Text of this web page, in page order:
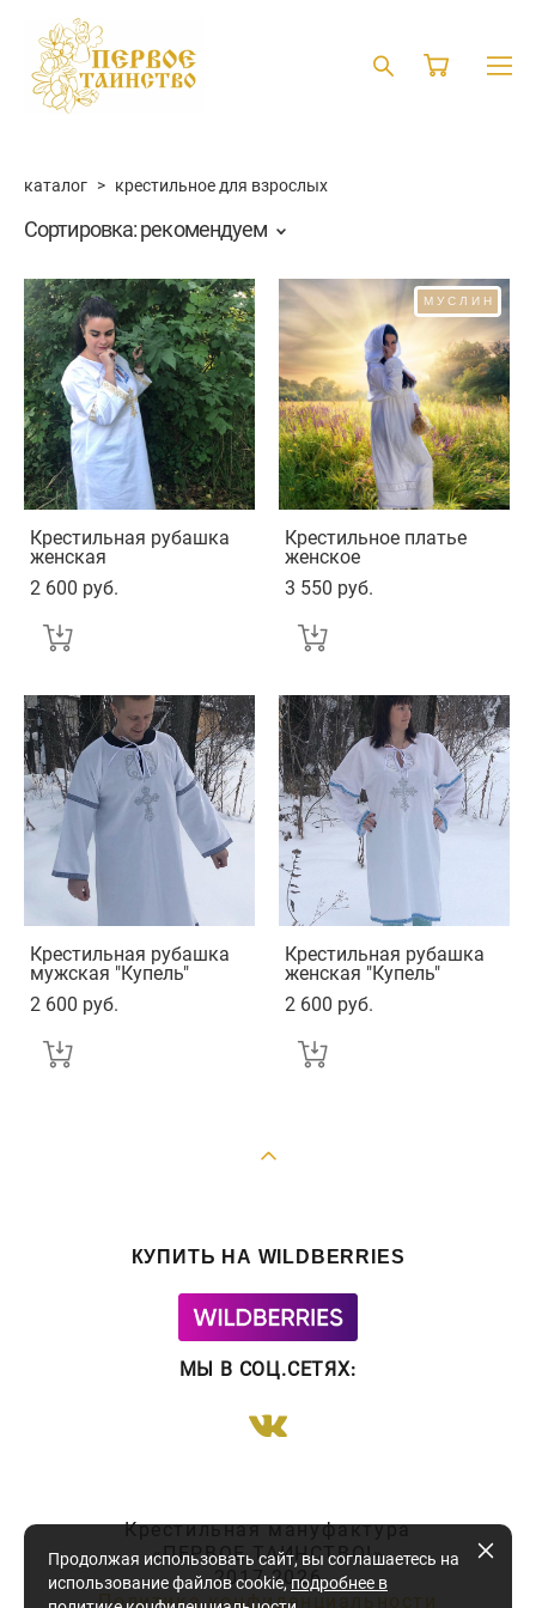
каталог > крестильное для взрослых
Сортировка:рекомендуем
Крестильная рубашка
женская
2 600 pуб.
МУСЛИН
Крестильное платье
женское
3 550 pуб.
Крестильная рубашка
мужская "Купель"
2 600 pуб.
Крестильная рубашка
женская "Купель"
2 600 pуб.
КУПИТЬ НА WILDBERRIES
МЫ В СОЦ.СЕТЯХ:
Крестильная мануфактура
«ПЕРВОЕ ТАИНСТВО!»
2017-2026
Политика конфиденциальности
Продолжая использовать сайт, вы соглашаетесь на
использование файлов cookie, подробнее в